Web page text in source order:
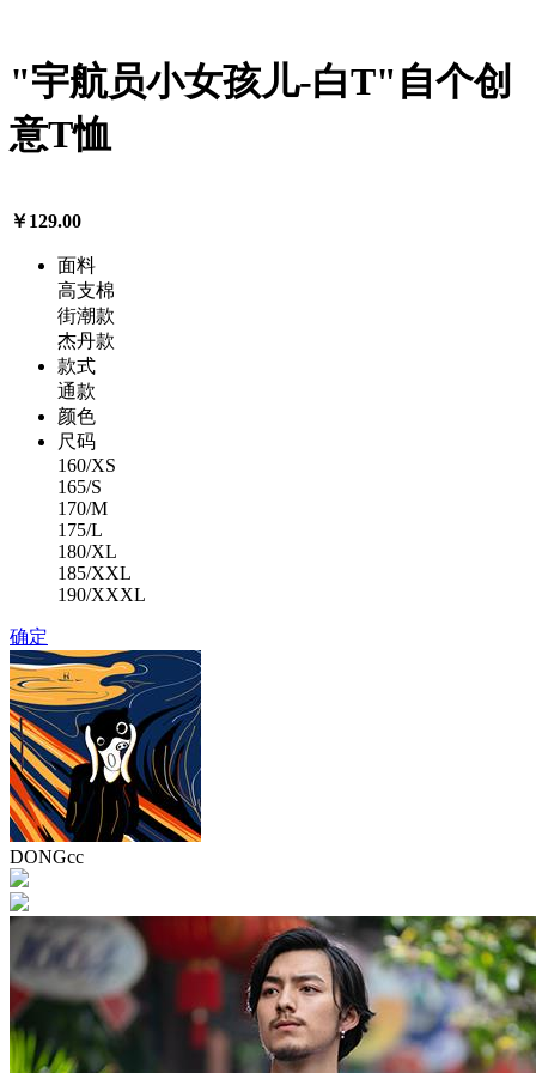
"宇航员小女孩儿-白T"自个创
意T恤
￥129.00
面料
高支棉
街潮款
杰丹款
款式
通款
颜色
尺码
160/XS
165/S
170/M
175/L
180/XL
185/XXL
190/XXXL
确定
DONGcc